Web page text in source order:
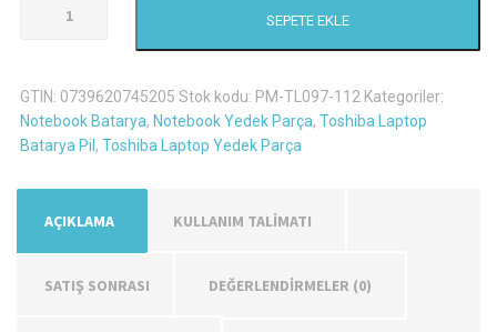
Satellite
Laptop
Batarya
Pil
Hücreli
SEPETE EKLE
GTIN: 0739620745205 Stok kodu: PM-TL097-112 Kategoriler:
Notebook Batarya, Notebook Yedek Parça, Toshiba Laptop
Batarya Pil , Toshiba Laptop Yedek Parça
AÇIKLAMA KULLANIM TALİMATI
SATIŞ SONRASI DEĞERLENDIRMELER (0)